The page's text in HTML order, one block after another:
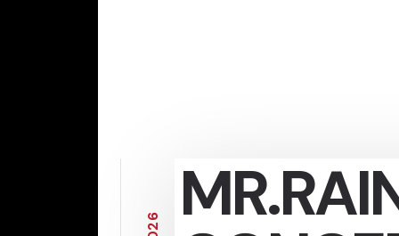
2
6